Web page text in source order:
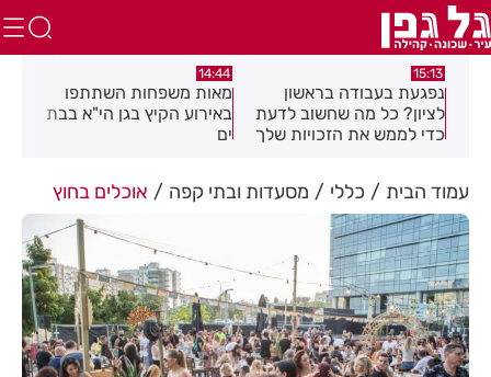
15:13
נפגעת בעבודה בראשון
לציון? כל מה שחשוב לדעת
כדי לממש את הזכויות שלך
14:44
מאות משפחות השתתפו
באירוע הקיץ בגן הי"א בבת
ים
עמוד הבית כללי מסעדות ובתי קפה אוכלים בחוץ